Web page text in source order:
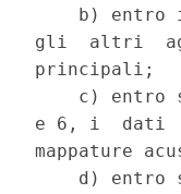
b) entro
gli  altri
principali;
c) entro
e 6, i  dati
mappature
d) entro